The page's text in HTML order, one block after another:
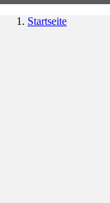
Startseite